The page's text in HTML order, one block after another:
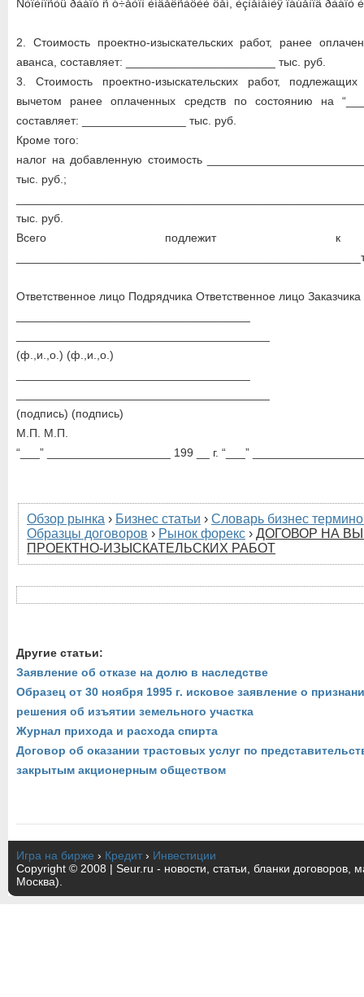
Ñòîèìîñòü ðàáîò ñ ó÷åòîì èíäåêñàöèè öåí, èçìåíåíèÿ îáúåìîâ ðàáîò
2. Стоимость проектно-изыскательских работ, ранее
аванса, составляет: _______________________ тыс. руб.
3. Стоимость проектно-изыскательских работ,
вычетом ранее оплаченных средств по состоянию на
составляет: ________________ тыс. руб.
Кроме того:
налог на добавленную стоимость
тыс. руб.;
тыс. руб.
Всего подлежит к
Ответственное лицо Подрядчика Ответственное лицо Заказчика
(ф.,и.,о.) (ф.,и.,о.)
(подпись) (подпись)
М.П. М.П.
“___” ___________________ 199 __ г. “___”
Обзор рынка › Бизнес статьи › Словарь бизнес
Образцы договоров › Рынок форекс › ДОГОВОР НА
ПРОЕКТНО-ИЗЫСКАТЕЛЬСКИХ РАБОТ
Другие статьи:
Заявление об отказе на долю в наследстве
Образец от 30 ноября 1995 г. исковое заявление о
решения об изъятии земельного участка
Журнал прихода и расхода спирта
Договор об оказании трастовых услуг по
закрытым акционерным обществом
Игра на бирже › Кредит › Инвестиции
Copyright © 2008 | Seur.ru - новости, статьи, бланки договоров,
Москва).